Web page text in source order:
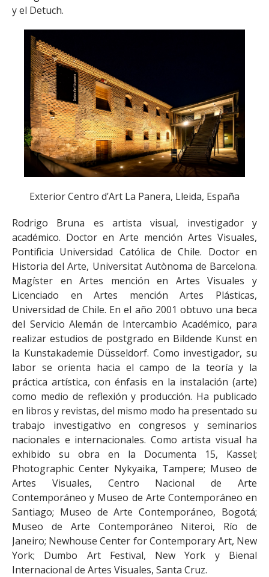
y el Detuch.
Exterior Centro d’Art La Panera, Lleida, España
Rodrigo Bruna es artista visual, investigador y
académico. Doctor en Arte mención Artes Visuales,
Pontificia Universidad Católica de Chile. Doctor en
Historia del Arte, Universitat Autònoma de Barcelona.
Magíster en Artes mención en Artes Visuales y
Licenciado en Artes mención Artes Plásticas,
Universidad de Chile. En el año 2001 obtuvo una beca
del Servicio Alemán de Intercambio Académico, para
realizar estudios de postgrado en Bildende Kunst en
la Kunstakademie Düsseldorf. Como investigador, su
labor se orienta hacia el campo de la teoría y la
práctica artística, con énfasis en la instalación (arte)
como medio de reflexión y producción. Ha publicado
en libros y revistas, del mismo modo ha presentado su
trabajo investigativo en congresos y seminarios
nacionales e internacionales. Como artista visual ha
exhibido su obra en la Documenta 15, Kassel;
Photographic Center Nykyaika, Tampere; Museo de
Artes Visuales, Centro Nacional de Arte
Contemporáneo y Museo de Arte Contemporáneo en
Santiago; Museo de Arte Contemporáneo, Bogotá;
Museo de Arte Contemporáneo Niteroi, Río de
Janeiro; Newhouse Center for Contemporary Art, New
York; Dumbo Art Festival, New York y Bienal
Internacional de Artes Visuales, Santa Cruz.